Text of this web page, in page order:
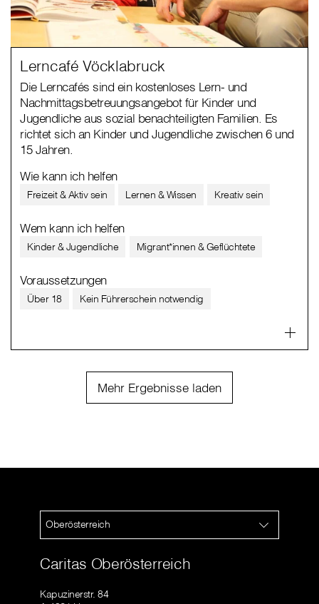
Lerncafé Vöcklabruck
Die Lerncafés sind ein kostenloses Lern- und
Nachmittagsbetreuungsangebot für Kinder und
Jugendliche aus sozial benachteiligten Familien. Es
richtet sich an Kinder und Jugendliche zwischen 6 und
15 Jahren.
Wie kann ich helfen
Freizeit & Aktiv sein Lernen & Wissen Kreativ sein
Wem kann ich helfen
Kinder & Jugendliche Migrant*innen & Geflüchtete
Voraussetzungen
Über 18 Kein Führerschein notwendig
Mehr Ergebnisse laden
Oberösterreich
Caritas Oberösterreich
Kapuzinerstr. 84